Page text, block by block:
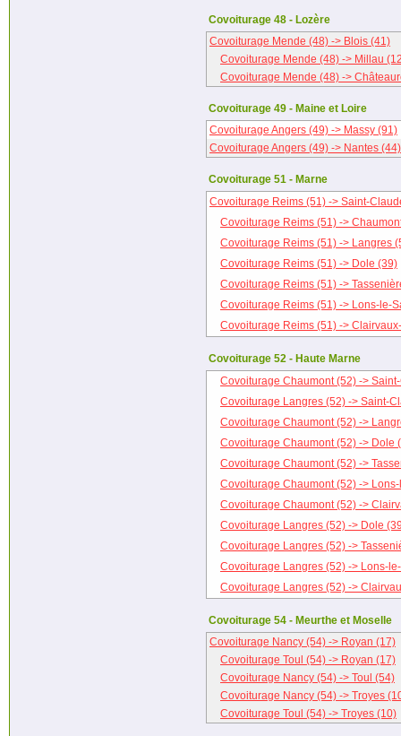
Covoiturage 48 - Lozère
Covoiturage Mende (48) -> Blois (41)
Covoiturage Mende (48) -> Millau
Covoiturage Mende (48) ->
Covoiturage 49 - Maine et Loire
Covoiturage Angers (49) -> Massy (91)
Covoiturage Angers (49) -> Nantes (44)
Covoiturage 51 - Marne
Covoiturage Reims (51) -> Saint-
Covoiturage Reims (51) ->
Covoiturage Reims (51) -> Langres
Covoiturage Reims (51) -> Dole (39)
Covoiturage Reims (51) ->
Covoiturage Reims (51) -> Lons-le-
Covoiturage Reims (51) ->
Covoiturage 52 - Haute Marne
Covoiturage Chaumont (52) ->
Covoiturage Langres (52) -> Saint-
Covoiturage Chaumont (52) ->
Covoiturage Chaumont (52) -> Dole
Covoiturage Chaumont (52) ->
Covoiturage Chaumont (52) ->
Covoiturage Chaumont (52) ->
Covoiturage Langres (52) -> Dole
Covoiturage Langres (52) ->
Covoiturage Langres (52) -> Lons-
Covoiturage Langres (52) ->
Covoiturage 54 - Meurthe et Moselle
Covoiturage Nancy (54) -> Royan (17)
Covoiturage Toul (54) -> Royan (17)
Covoiturage Nancy (54) -> Toul (54)
Covoiturage Nancy (54) -> Troyes
Covoiturage Toul (54) -> Troyes (10)